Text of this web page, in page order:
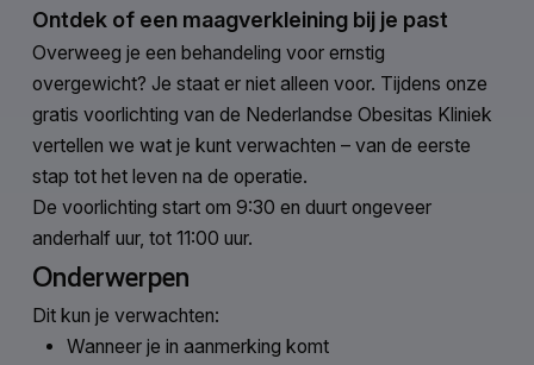
Ontdek of een maagverkleining bij je past
Overweeg je een behandeling voor ernstig
overgewicht? Je staat er niet alleen voor. Tijdens onze
gratis voorlichting van de Nederlandse Obesitas Kliniek
vertellen we wat je kunt verwachten – van de eerste
stap tot het leven na de operatie.
De voorlichting start om 9:30 en duurt ongeveer
anderhalf uur, tot 11:00 uur.
Onderwerpen
Dit kun je verwachten:
Wanneer je in aanmerking komt